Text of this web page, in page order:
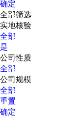
确定
全部筛选
实地核验
全部
是
公司性质
全部
公司规模
全部
重置
确定